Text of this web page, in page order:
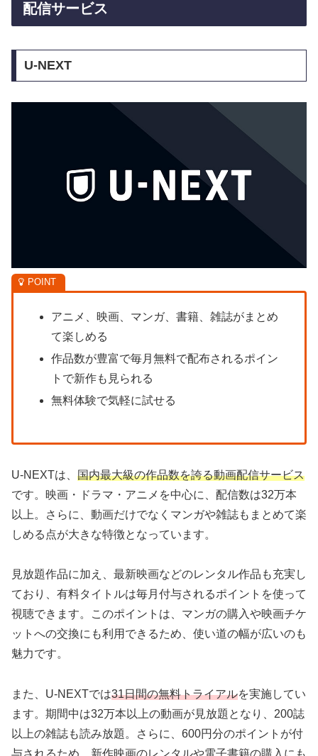
配信サービス
U-NEXT
アニメ、映画、マンガ、書籍、雑誌がまとめ
て楽しめる
作品数が豊富で毎月無料で配布されるポイン
トで新作も見られる
無料体験で気軽に試せる
U-NEXTは、 国内最大級の作品数を誇る動画配信サービス
です。映画・ドラマ・アニメを中心に、配信数は32万本
以上。さらに、動画だけでなくマンガや雑誌もまとめて楽
しめる点が大きな特徴となっています。
見放題作品に加え、最新映画などのレンタル作品も充実し
ており、有料タイトルは毎月付与されるポイントを使って
視聴できます。このポイントは、マンガの購入や映画チケ
ットへの交換にも利用できるため、使い道の幅が広いのも
魅力です。
また、U-NEXTでは31日間の無料トライアルを実施してい
ます。期間中は32万本以上の動画が見放題となり、200誌
以上の雑誌も読み放題。さらに、600円分のポイントが付
与されるため、新作映画のレンタルや電子書籍の購入にも